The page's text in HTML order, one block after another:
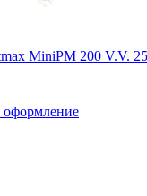
MiniPM 200 V.V.
оформление